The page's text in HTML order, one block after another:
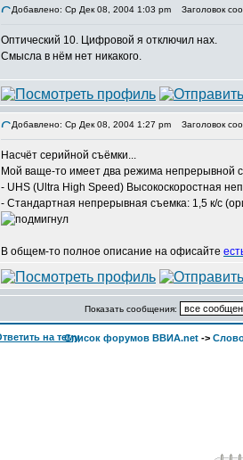
Добавлено: Ср Дек 08, 2004 1:03 pm Заголовок
Оптический 10. Цифровой я отключил нах.
Смысла в нём нет никакого.
Добавлено: Ср Дек 08, 2004 1:27 pm Заголовок
Насчёт серийной съёмки...
Мой ваще-то имеет два режима непрерывной
- UHS (Ultra High Speed) Высокоскоростная
- Стандартная непрерывная съемка: 1,5 к/с
В общем-то полное описание на офисайте
Показать сообщения:
Список форумов ВВИА.net ->